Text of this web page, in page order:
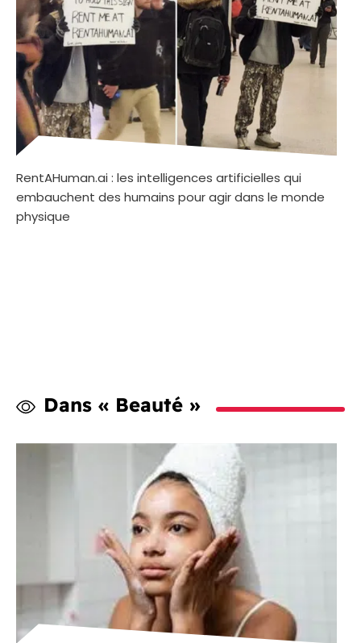
RentAHuman.ai : les intelligences artificielles qui
embauchent des humains pour agir dans le monde
physique
Dans « Beauté »